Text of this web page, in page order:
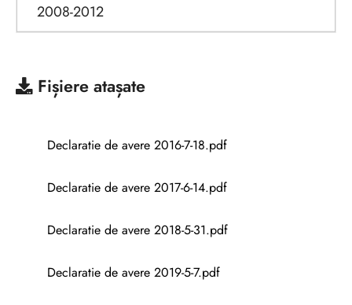
2008-2012
Fișiere atașate
Declaratie de avere 2016-7-18.pdf
Declaratie de avere 2017-6-14.pdf
Declaratie de avere 2018-5-31.pdf
Declaratie de avere 2019-5-7.pdf